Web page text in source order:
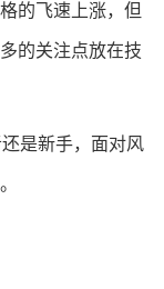
的飞速上涨，但
的关注点放在技
是新手，面对风